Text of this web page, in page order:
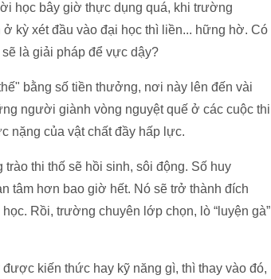
học bây giờ thực dụng quá, khi trường
kỳ xét đầu vào đại học thì liền... hững hờ. Có
là giải pháp để vực dậy?
bằng số tiền thưởng, nơi này lên đến vài
người giành vòng nguyệt quế ở các cuộc thi
nặng của vật chất đầy hấp lực.
thi thố sẽ hồi sinh, sôi động. Số huy
tâm hơn bao giờ hết. Nó sẽ trở thành đích
Rồi, trường chuyên lớp chọn, lò “luyện gà”
kiến thức hay kỹ năng gì, thì thay vào đó,